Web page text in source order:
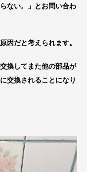
ない。」とお問い合わ
因だと考えられます。
換してまた他の部品が
交換されることになり